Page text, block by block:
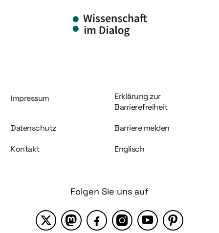
Information und Service
Impressum
Erklärung zur
Barrierefreiheit
Datenschutz Barriere melden
Kontakt Englisch
Folgen Sie uns auf